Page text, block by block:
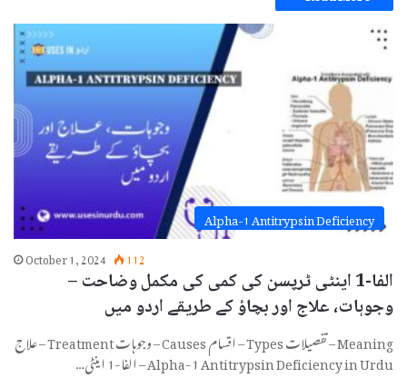
Alpha-1 Antitrypsin Deficiency
October 1, 2024 112
الفا-1 اینٹی ٹرپسن کی کمی کی مکمل وضاحت –
وجوہات، علاج اور بچاؤ کے طریقے اردو میں
Meaning – تفصیلات Types – اقسام Causes – وجوہات Treatment – علاج
Alpha-1 Antitrypsin Deficiency in Urdu – الفا-1 اینٹی…